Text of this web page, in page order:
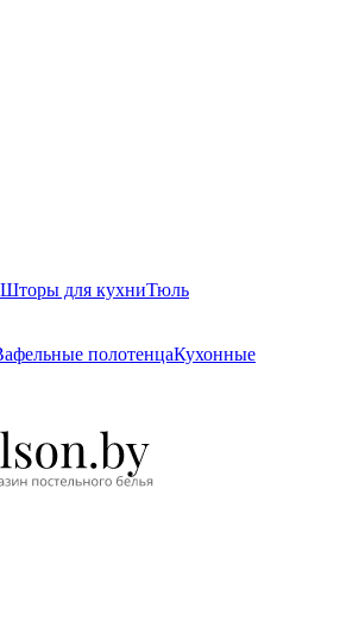
Шторы для кухниТюль
полотенцаКухонные